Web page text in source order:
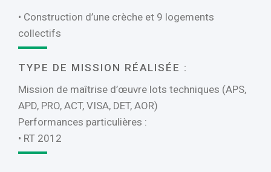
• Construction d’une crèche et 9 logements
collectifs
TYPE DE MISSION RÉALISÉE :
Mission de maîtrise d’œuvre lots techniques (APS,
APD, PRO, ACT, VISA, DET, AOR)
Performances particulières :
• RT 2012